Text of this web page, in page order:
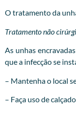
O tratamento da
Tratamento não
As unhas
que a infecção se
– Mantenha o local
– Faça uso de